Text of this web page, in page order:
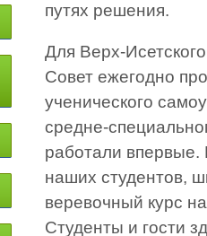
путях решения.
Для Верх-
Совет ежегодно
ученического
средне-
работали впервые.
наших студентов,
веревочный курс
Студенты и гости